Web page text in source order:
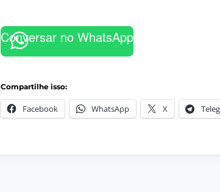
Conversar no WhatsApp
Compartilhe isso:
Facebook WhatsApp X